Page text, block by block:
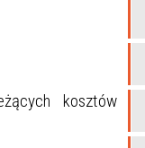
kosztów